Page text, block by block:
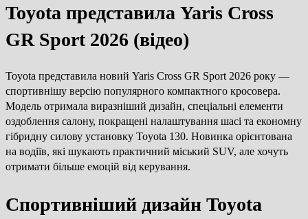
Toyota представила Yaris Cross
GR Sport 2026 (відео)
Toyota представила новий Yaris Cross GR Sport 2026 року —
спортивнішу версію популярного компактного кросовера.
Модель отримала виразніший дизайн, спеціальні елементи
оздоблення салону, покращені налаштування шасі та економну
гібридну силову установку Toyota 130. Новинка орієнтована
на водіїв, які шукають практичний міський SUV, але хочуть
отримати більше емоцій від керування.
Спортивніший дизайн Toyota